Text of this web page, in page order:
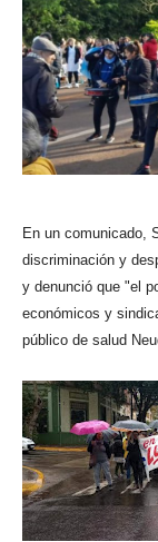
En un comunicado,
discriminación y
y denunció que "el
económicos y
público de salud